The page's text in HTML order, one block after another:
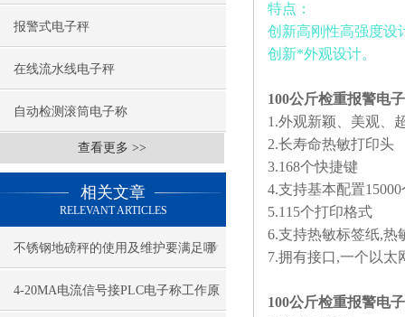
报警式电子秤
在线流水线电子秤
自动检测滚筒电子称
查看更多 >>
相关文章
RELEVANT ARTICLES
不锈钢地磅秤的使用及维护要满足哪
些要求
4-20MA电流信号接PLC电子称工作原
特点：
创新高刚性高强度设
创新*外观设计。
100公斤检重报警电
1.外观新颖、美观、
2.长寿命热敏打印头
3.168个快捷键
4.支持基本配置
5.115个打印格式
6.支持热敏标签纸,
7.拥有接口,一个以太
100公斤检重报警电